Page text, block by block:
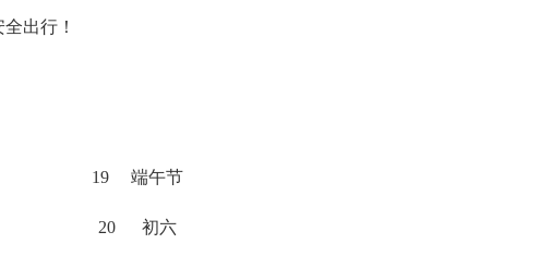
出行！
19 端午节
20 初六